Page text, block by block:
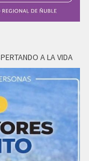
A LA VIDA